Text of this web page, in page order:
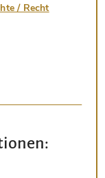
/ Recht